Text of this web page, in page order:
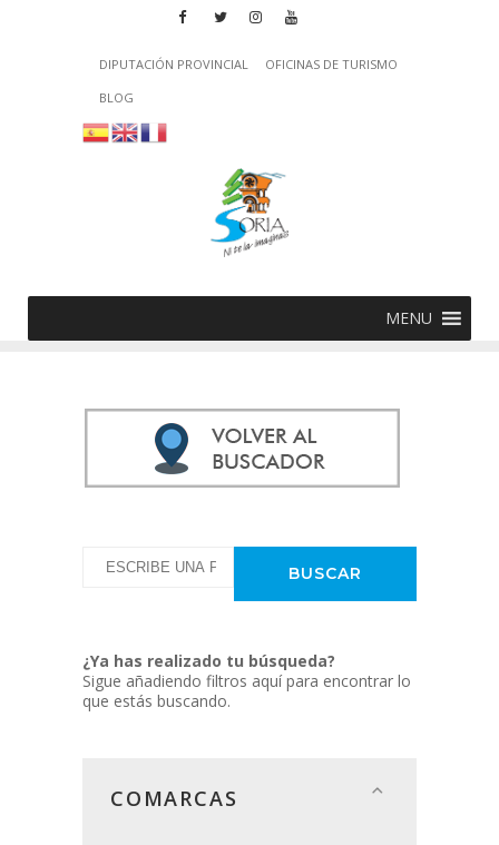
DIPUTACIÓN PROVINCIAL
OFICINAS DE TURISMO
BLOG
MENU
¿Ya has realizado tu búsqueda?
Sigue añadiendo filtros aquí para encontrar lo
que estás buscando.
COMARCAS